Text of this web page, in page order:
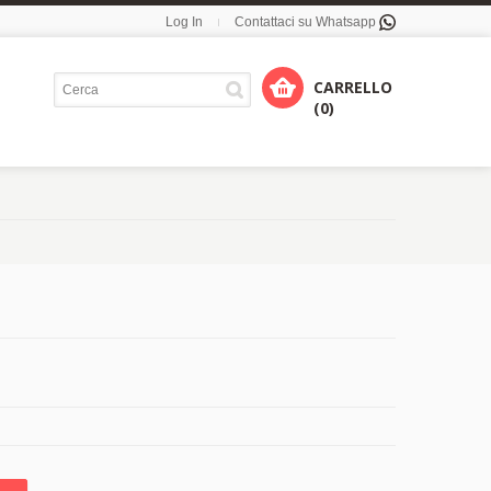
Log In Contattaci su Whatsapp
CARRELLO
(0)